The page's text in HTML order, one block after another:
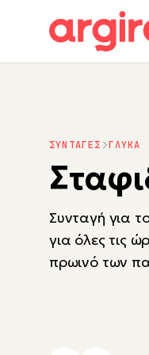
ΣΥΝΤΑΓΕΣ ΓΛΥΚΑ
Συνταγή για
για όλες τις
πρωινό των